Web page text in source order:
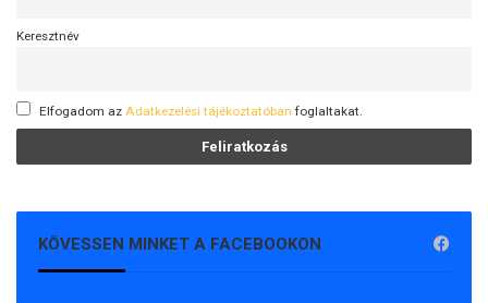
Keresztnév
Elfogadom az Adatkezelési tájékoztatóban foglaltakat.
KÖVESSEN MINKET A FACEBOOKON